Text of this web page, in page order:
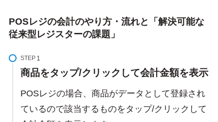
POSレジの会計のやり方・流れと「解決可能な
従来型レジスターの課題」
STEP
商品をタップ/クリックして会計金額を表示
POSレジの場合、商品がデータとして登録され
ているので該当するものをタップ/クリックして